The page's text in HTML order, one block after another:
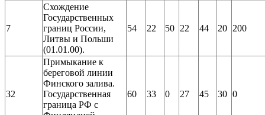
7
Схождение
Государственных
границ России,
Литвы и Польши
(01.01.00).
54 22 50 22 44 20 200
32
Примыкание к
береговой линии
Финского залива.
Государственная
граница РФ с
60 33 0 27 45 30 0